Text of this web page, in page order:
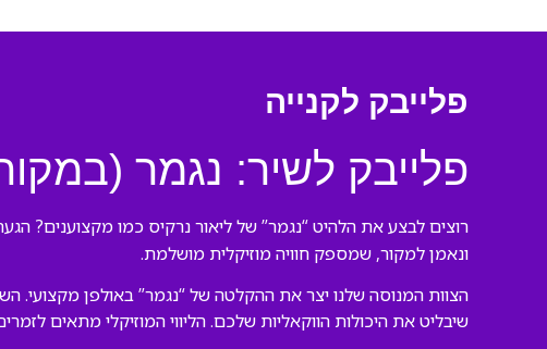
פלייבק לקנייה
פלייבק לשיר: נגמר
רוצים לבצע את הלהיט “נגמר” של ליאור נרקיס כמו מקצוענים?
ונאמן למקור, שמספק חוויה מוזיקלית מושלמת.
הצוות המנוסה שלנו יצר את ההקלטה של “נגמר” באולפן מקצועי.
שיבליט את היכולות הווקאליות שלכם. הליווי המוזיקלי מתאים